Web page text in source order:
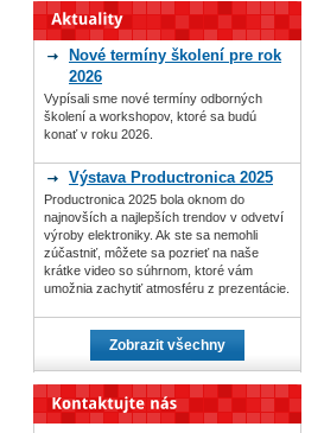
Nové termíny školení pre rok
2026
Vypísali sme nové termíny odborných
školení a workshopov, ktoré sa budú
konať v roku 2026.
Výstava Productronica 2025
Productronica 2025 bola oknom do
najnovších a najlepších trendov v odvetví
výroby elektroniky. Ak ste sa nemohli
zúčastniť, môžete sa pozrieť na naše
krátke video so súhrnom, ktoré vám
umožnia zachytiť atmosféru z prezentácie.
Zobrazit všechny